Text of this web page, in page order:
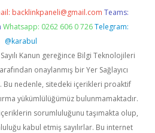
backlinkpaneli@gmail.com Teams:
Whatsapp: 0262 606 0 726 Telegram:
@karabul
Kanun gereğince Bilgi Teknolojileri
onaylanmış bir Yer Sağlayıcı
Bu nedenle, sitedeki içerikleri proaktif
yükümlülüğümüz bulunmamaktadır.
sorumluluğunu taşımakta olup,
kabul etmiş sayılırlar. Bu internet